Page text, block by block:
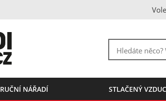
RUČNÍ NÁŘADÍ STLAČENÝ